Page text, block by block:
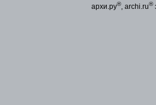
архи.ру®, archi.ru®